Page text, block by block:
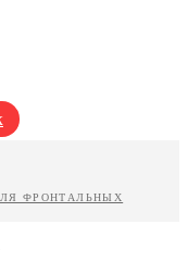
ФРОНТАЛЬНЫХ